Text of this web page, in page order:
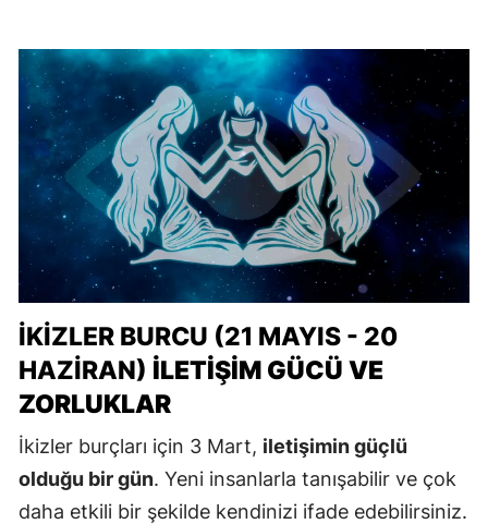
İKIZLER BURCU (21 MAYIS - 20
HAZIRAN) İLETIŞIM GÜCÜ VE
ZORLUKLAR
İkizler burçları için 3 Mart, iletişimin güçlü
olduğu bir gün. Yeni insanlarla tanışabilir ve çok
daha etkili bir şekilde kendinizi ifade edebilirsiniz.